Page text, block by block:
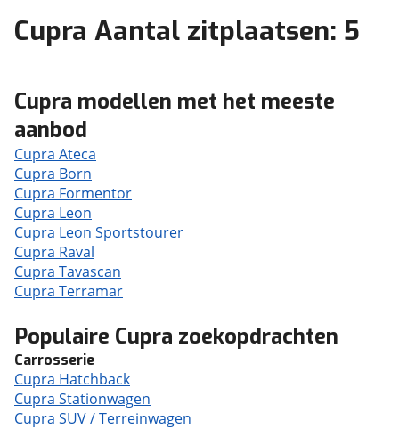
Cupra Aantal zitplaatsen: 5
Cupra modellen met het meeste
aanbod
Cupra Ateca
Cupra Born
Cupra Formentor
Cupra Leon
Cupra Leon Sportstourer
Cupra Raval
Cupra Tavascan
Cupra Terramar
Populaire Cupra zoekopdrachten
Carrosserie
Cupra Hatchback
Cupra Stationwagen
Cupra SUV / Terreinwagen